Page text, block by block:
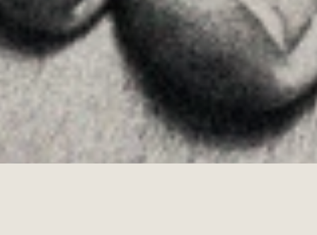
Copyrights © 2026 AVISO LEGAL·
POLÍTICA DE COOKIES POLÍTICA DE PRIVACIDAD
·